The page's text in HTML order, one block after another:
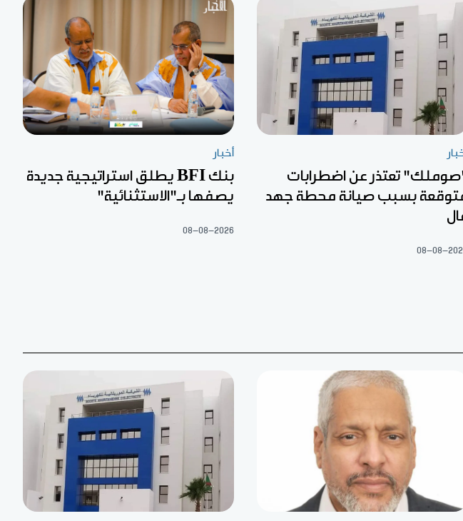
تعتذر عن اضطرابات
بسبب صيانة محطة جهد
08-08-
أخبار
بنك BFI يطلق استراتيجية جديدة
يصفها بـ"الاستثنائية"
08-08-2026